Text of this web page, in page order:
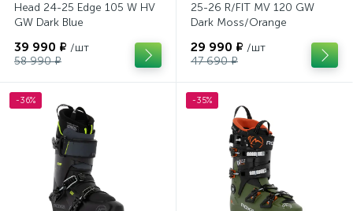
Head 24-25 Edge 105 W HV
GW Dark Blue
39 990 ₽ /шт
58 990 ₽
25-26 R/FIT MV 120 GW
Dark Moss/Orange
29 990 ₽ /шт
47 690 ₽
-36% -35%